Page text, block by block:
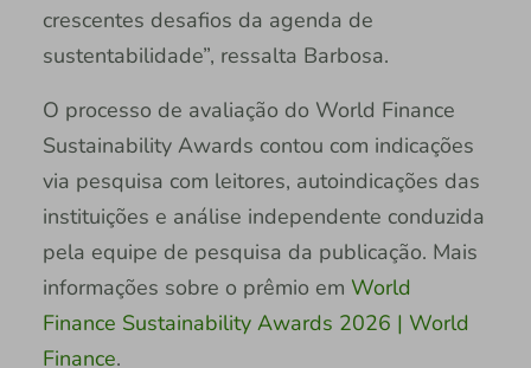
crescentes desafios da agenda de
sustentabilidade”, ressalta Barbosa.
O processo de avaliação do World Finance
Sustainability Awards contou com indicações
via pesquisa com leitores, autoindicações das
instituições e análise independente conduzida
pela equipe de pesquisa da publicação. Mais
informações sobre o prêmio em World
Finance Sustainability Awards 2026 | World
Finance.